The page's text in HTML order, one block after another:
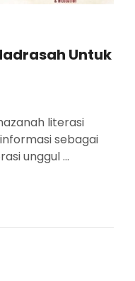
Untuk
literasi
sebagai
unggul …